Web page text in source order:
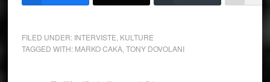
FILED UNDER: INTERVISTE KULTURE
TAGGED WITH: MARKO CAKA, TONY DOVOLANI